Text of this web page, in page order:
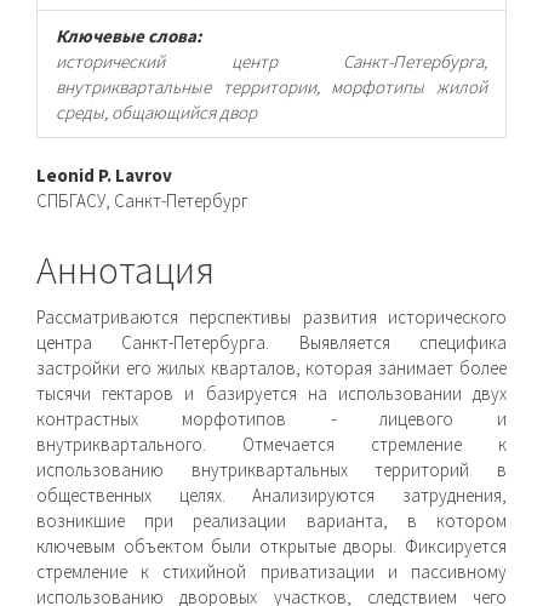
Ключевые слова:
исторический центр Санкт-Петербурга,
внутриквартальные территории, морфотипы жилой
среды, общающийся двор
Основное
содержимое
статьи
Leonid P. Lavrov
СПБГАСУ, Санкт-Петербург
Аннотация
Рассматриваются перспективы развития исторического
центра Санкт-Петербурга. Выявляется специфика
застройки его жилых кварталов, которая занимает более
тысячи гектаров и базируется на использовании двух
контрастных морфотипов - лицевого и
внутриквартального. Отмечается стремление к
использованию внутриквартальных территорий в
общественных целях. Анализируются затруднения,
возникшие при реализации варианта, в котором
ключевым объектом были открытые дворы. Фиксируется
стремление к стихийной приватизации и пассивному
использованию дворовых участков, следствием чего